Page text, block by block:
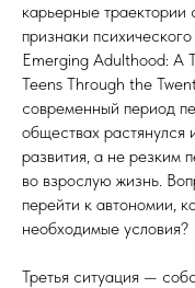
карьерные
признаки
Emerging Adulthood: A
Teens Through the
современный период
обществах растянулся
развития, а не резким
во взрослую жизнь.
перейти к автономии,
необходимые условия?
Третья ситуация —